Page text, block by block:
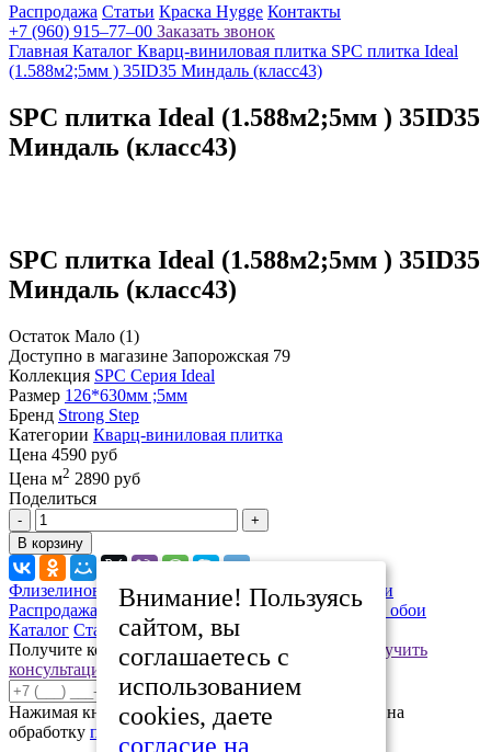
Распродажа Статьи Краска Hygge Контакты
+7 (960) 915–77–00 Заказать звонок
Главная Каталог Кварц-виниловая плитка SPC плитка Ideal
(1.588м2;5мм ) 35ID35 Миндаль (класс43)
SPC плитка Ideal (1.588м2;5мм ) 35ID35
Миндаль (класс43)
SPC плитка Ideal (1.588м2;5мм ) 35ID35
Миндаль (класс43)
Остаток Мало (1)
Доступно в магазине Запорожская 79
Коллекция SPC Серия Ideal
Размер 126*630мм ;5мм
Бренд Strong Step
Категории Кварц-виниловая плитка
Цена 4590 руб
Цена м2 2890 руб
Поделиться
-
+
В корзину
Флизелиновые обои 1,06х10 Люстры, светильники
Распродажа
Виниловые обои 0,53*10м Бумажные обои
Каталог Статьи Распродажа Контакты
Получите консультацию нашего специалиста
Получить
консультацию
Отправить
Нажимая кнопку «Отправить», вы даете согласие на
обработку персональных данных
Внимание! Пользуясь
сайтом, вы
соглашаетесь с
использованием
cookies, даете
согласие на